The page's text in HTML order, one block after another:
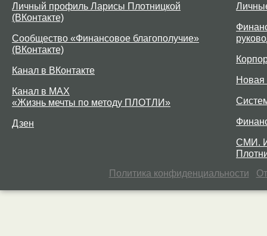
Личный профиль Ларисы Плотницкой
(ВКонтакте)
Сообщество «Финансовое благополучие»
(ВКонтакте)
Канал в ВКонтакте
Канал в MAX
«Жизнь мечты по методу ПЛОТЛИ»
Дзен
Новая
СМИ.
Политика конфиденциальности